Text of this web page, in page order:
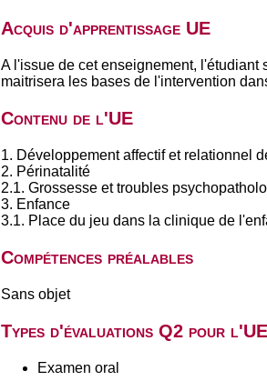
Acquis d'apprentissage UE
A l'issue de cet enseignement, l'étudiant
maitrisera les bases de l'intervention
Contenu de l'UE
1. Développement affectif et relationnel
2. Périnatalité
2.1. Grossesse et troubles
3. Enfance
3.1. Place du jeu dans la clinique de
Compétences préalables
Sans objet
Types d'évaluations Q2 pour l'UE
Examen oral